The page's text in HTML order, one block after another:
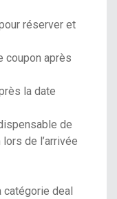
réserver et
coupon après
la date
de
de l’arrivée
deal